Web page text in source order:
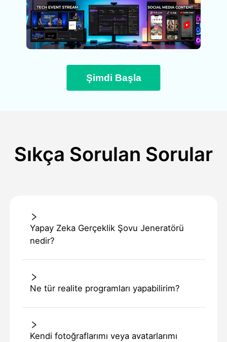
Şimdi Başla
Sıkça Sorulan Sorular
Yapay Zeka Gerçeklik Şovu Jeneratörü
nedir?
Ne tür realite programları yapabilirim?
Kendi fotoğraflarımı veya avatarlarımı